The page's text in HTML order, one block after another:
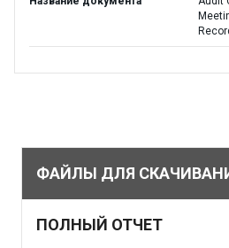
ФАЙЛЫ ДЛЯ
ПОЛНЫЙ ОТЧЕТ